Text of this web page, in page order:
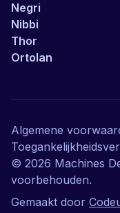
Negri
Nibbi
Thor
Ortolan
© 2026 Machines
voorbehouden.
Gemaakt door
Algemene